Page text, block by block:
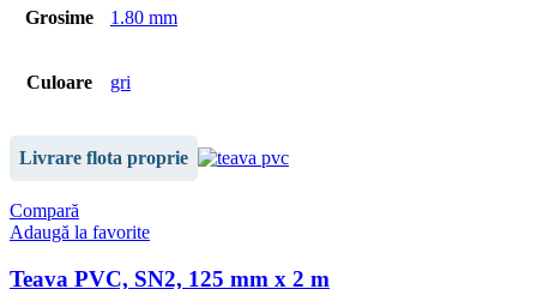
Grosime 1.80 mm
Culoare gri
Livrare flota proprie
Compară
Adaugă la favorite
Teava PVC, SN2, 125 mm x 2 m